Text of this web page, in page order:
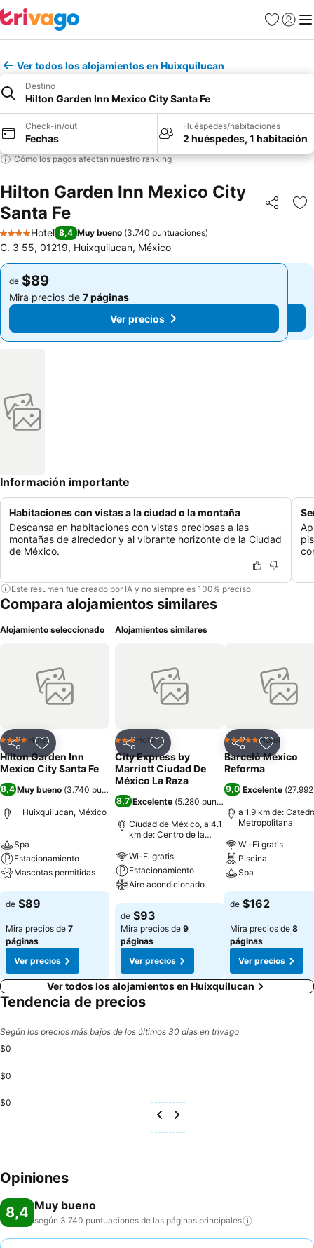
Favoritos
Iniciar
Ver todos los alojamientos en Huixquilucan
Destino
Hilton Garden Inn Mexico City Santa Fe
Check-in/out
Fechas
Huéspedes/habitaciones
2 huéspedes, 1 habitación
Cómo los pagos afectan nuestro ranking
Hilton Garden Inn Mexico City
Santa Fe
Compartir
4 Estrellas
Hotel 8,4 Muy bueno (3.740 puntuaciones)
C. 3 55, 01219, Huixquilucan, México
de $89
Mira precios de 7 páginas
Ver precios
de $89
Mira precios de 7 páginas
Ver precios
Información importante
Habitaciones con vistas a la ciudad o la montaña
Descansa en habitaciones con vistas preciosas a las
montañas de alrededor y al vibrante horizonte de la Ciudad
de México.
Este resumen fue creado por IA y no siempre es 100% preciso.
Compara alojamientos similares
Alojamiento seleccionado
CompartirAgregar a favoritos
4 EstrellasHotel
Hilton Garden Inn
Mexico City Santa Fe
8,4Muy bueno (3.740 puntuaciones
Huixquilucan, México
Spa
Estacionamiento
Mascotas permitidas
Ver precios
de $89
Mira precios de 7
páginas
Ver precios
Alojamientos similares
CompartirAgregar a favoritos
3 Estrellas
Hotel
City Express by
Marriott Ciudad De
México La Raza
8,7 Excelente (5.280 puntuaciones
Ciudad de México, a 4.1
km de: Centro de la
Wi-Fi gratis
Estacionamiento
Aire acondicionado
Ver precios
de $93
Mira precios de 9
páginas
Ver precios
CompartirAgregar
5 EstrellasHotel
Barceló México
Reforma
9,0 Excelente (
a 1.9 km de:
Metropolitana
Wi-Fi gratis
Piscina
Spa
Ver precios
de $162
Mira precios de 8
páginas
Ver precios
Ver todos los alojamientos en Huixquilucan
Tendencia de precios
Según los precios más bajos de los últimos 30 días en trivago
$0
$0
$0
Opiniones
8,4 Muy bueno
según 3.740 puntuaciones de las páginas principales